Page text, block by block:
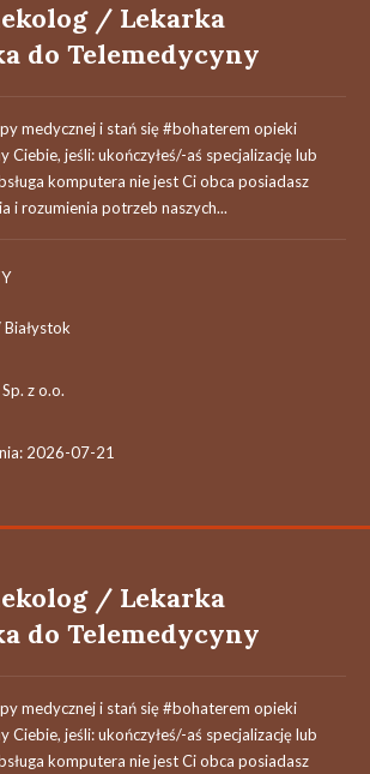
/ Lekarka
do Telemedycyny
medycznej i stań się #bohaterem​ opieki
Ciebie, jeśli: ukończyłeś/-aś specjalizację lub
komputera nie jest Ci obca posiadasz
i rozumienia potrzeb naszych...
z o.o.
2026-07-21
/ Lekarka
do Telemedycyny
medycznej i stań się #bohaterem​ opieki
Ciebie, jeśli: ukończyłeś/-aś specjalizację lub
komputera nie jest Ci obca posiadasz